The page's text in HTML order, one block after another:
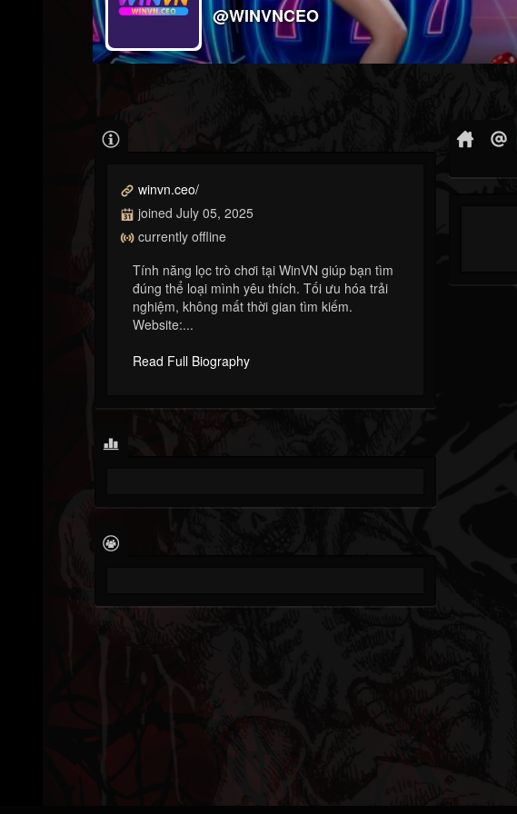
@WINVNCEO
winvn.ceo/
joined July 05, 2025
currently offline
Tính năng lọc trò chơi tại WinVN giúp bạn tìm
đúng thể loại mình yêu thích. Tối ưu hóa trải
nghiệm, không mất thời gian tìm kiếm.
Website:...
Read Full Biography